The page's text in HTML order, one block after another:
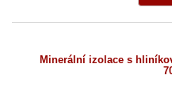
Minerální izolace s